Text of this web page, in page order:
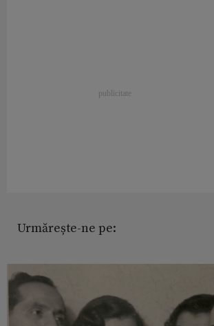
Urmărește-ne pe: